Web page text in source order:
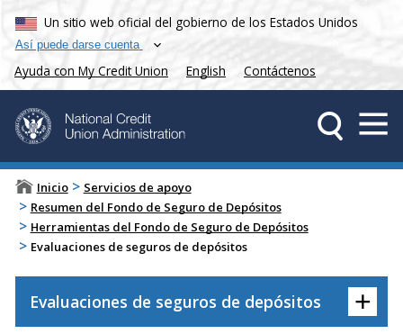
Un sitio web oficial del gobierno de los Estados Unidos
Así puede darse cuenta
Ayuda con My Credit Union English Contáctenos
Inicio > Servicios de apoyo
> Resumen del Fondo de Seguro de Depósitos
> Herramientas del Fondo de Seguro de Depósitos
> Evaluaciones de seguros de depósitos
+
Evaluaciones de seguros de depósitos